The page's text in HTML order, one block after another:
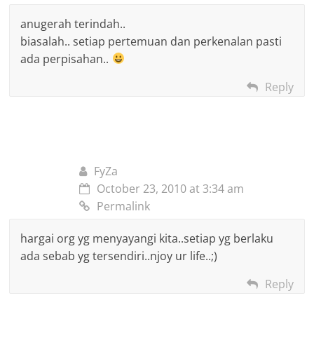
anugerah terindah..
biasalah.. setiap pertemuan dan perkenalan pasti
ada perpisahan..
Reply
FyZa
October 23, 2010 at 3:34 am
Permalink
hargai org yg menyayangi kita..setiap yg berlaku
ada sebab yg tersendiri..njoy ur life..;)
Reply